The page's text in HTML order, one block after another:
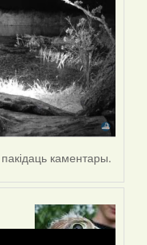
каментары.